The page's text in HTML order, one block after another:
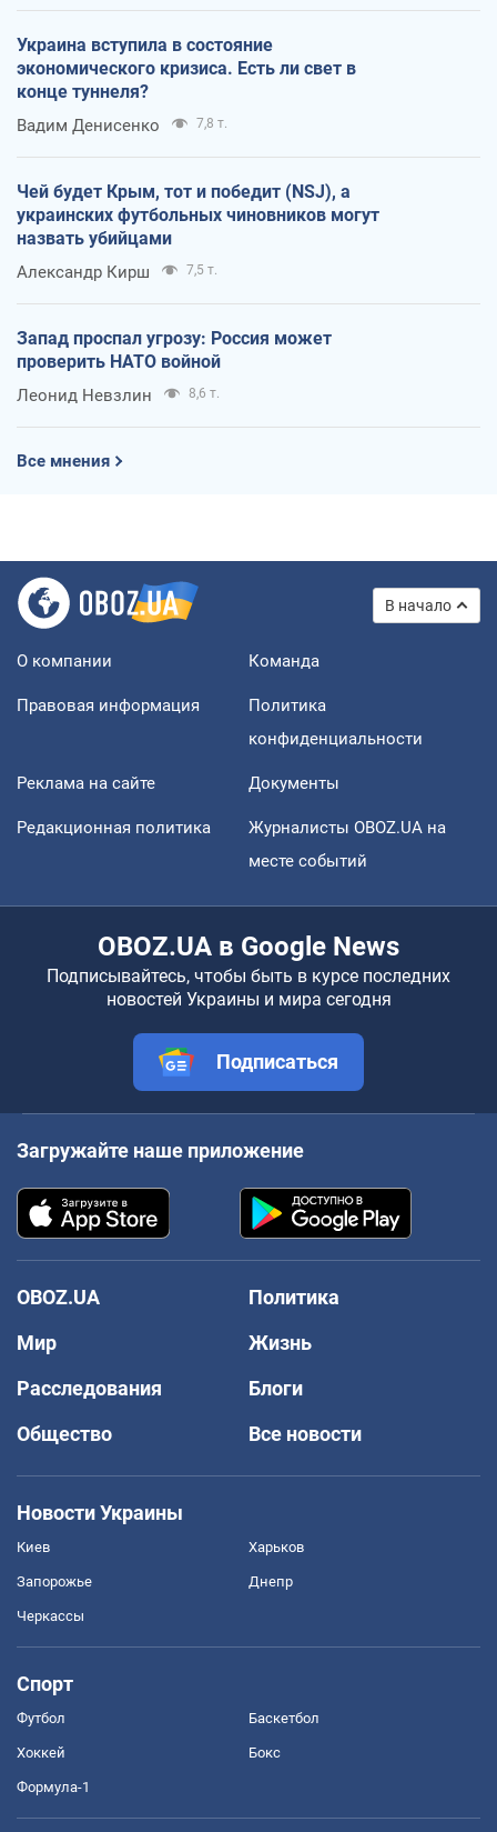
Украина вступила в состояние
экономического кризиса. Есть ли свет в
конце туннеля?
Вадим Денисенко 7,8 т.
Чей будет Крым, тот и победит (NSJ), а
украинских футбольных чиновников могут
назвать убийцами
Александр Кирш 7,5 т.
Запад проспал угрозу: Россия может
проверить НАТО войной
Леонид Невзлин 8,6 т.
Все мнения
В начало
О компании Команда
Правовая информация
Политика
конфиденциальности
Реклама на сайте Документы
Редакционная политика
Журналисты OBOZ.UA на
месте событий
OBOZ.UA в Google News
Подписывайтесь, чтобы быть в курсе последних
новостей Украины и мира сегодня
Подписаться
Загружайте наше приложение
OBOZ.UA
Политика
Мир
Жизнь
Расследования
Блоги
Общество
Все новости
Новости Украины
Киев Харьков
Запорожье Днепр
Черкассы
Спорт
Футбол Баскетбол
Хоккей Бокс
Формула-1